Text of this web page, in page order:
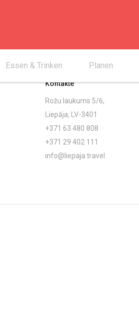
Essen & Trinken Planen
Kontakte
Rožu laukums 5/6,
Liepāja, LV-3401
+371 63 480 808
+371 29 402 111
info@liepaja.travel